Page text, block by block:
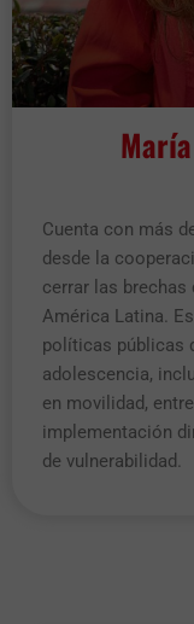
Cuenta con más
desde la
cerrar las brechas
América Latina.
políticas públicas
adolescencia,
en movilidad,
implementación
de vulnerabilidad.